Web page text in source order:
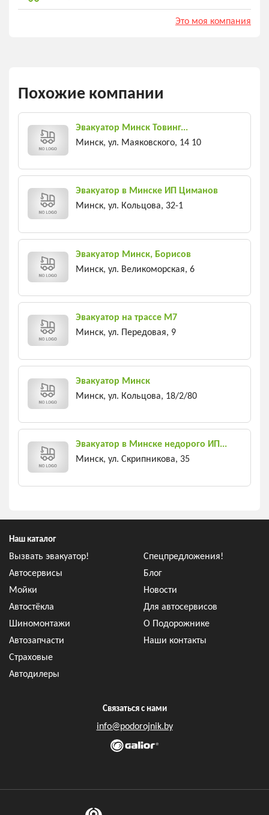
Это моя компания
Похожие компании
Эвакуатор Минск Товинг...
Минск, ул. Маяковского, 14 10
Эвакуатор в Минске ИП Циманов
Минск, ул. Кольцова, 32-1
Эвакуатор Минск, Борисов
Минск, ул. Великоморская, 6
Эвакуатор на трассе М7
Минск, ул. Передовая, 9
Эвакуатор Минск
Минск, ул. Кольцова, 18/2/80
Эвакуатор в Минске недорого ИП...
Минск, ул. Скрипникова, 35
Наш каталог
Вызвать эвакуатор!
Автосервисы
Мойки
Автостёкла
Шиномонтажи
Автозапчасти
Страховые
Автодилеры
Спецпредложения!
Блог
Новости
Для автосервисов
О Подорожнике
Наши контакты
Связаться с нами
info@podorojnik.by